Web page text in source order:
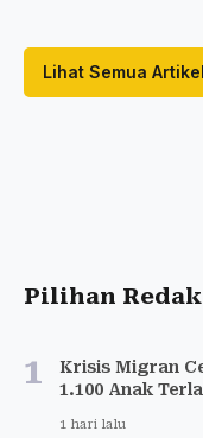
Lihat Semua Artikel
Pilihan
1
Krisis Migran
1.100 Anak
1 hari lalu